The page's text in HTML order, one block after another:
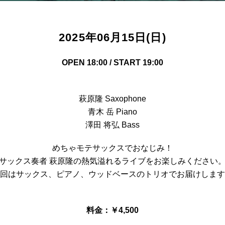
2025年06月15日(日)
OPEN 18:00 / START 19:00
萩原隆 Saxophone
青木 岳 Piano
澤田 将弘 Bass
めちゃモテサックスでおなじみ！
ックス奏者 萩原隆の熱気溢れるライブをお楽しみください
はサックス、ピアノ、ウッドベースのトリオでお届けしま
料金：￥4,500